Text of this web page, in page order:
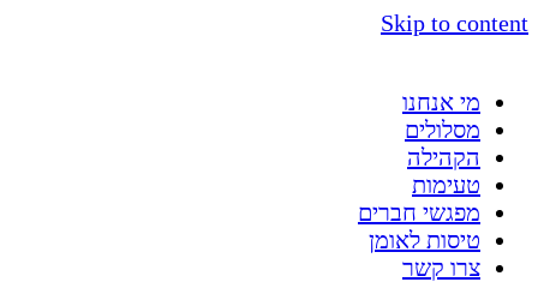
Skip to content
מי אנחנו
מסלולים
הקהילה
טעימות
מפגשי חברים
טיסות לאומן
צרו קשר